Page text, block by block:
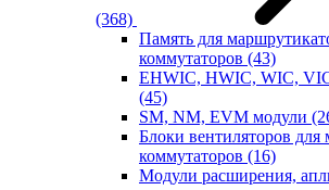
(368)
Память для
коммутаторов (43)
EHWIC, HWIC, WIC,
(45)
SM, NM, EVM модули
Блоки вентиляторов для
коммутаторов (16)
Модули расширения,